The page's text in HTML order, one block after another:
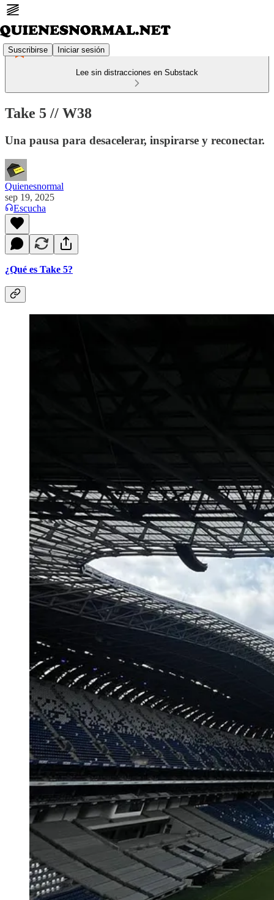
Suscribirse Iniciar sesión
Lee sin distracciones en Substack
Take 5 // W38
Una pausa para desacelerar, inspirarse y reconectar.
Quienesnormal
sep 19, 2025
Escucha
¿Qué es Take 5?